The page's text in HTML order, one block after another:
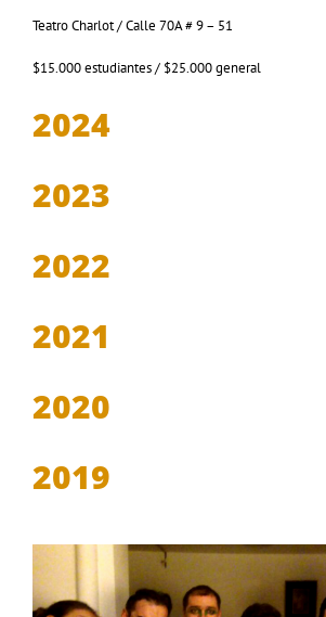
Teatro Charlot / Calle 70A # 9 – 51
$15.000 estudiantes / $25.000 general
2024
2023
2022
2021
2020
2019